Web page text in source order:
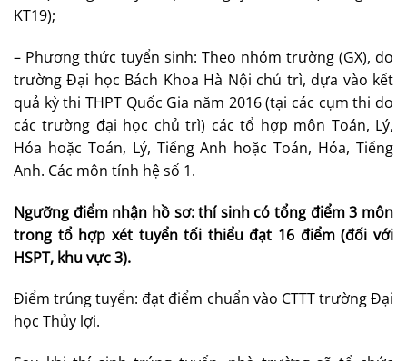
KT19);
– Phương thức tuyển sinh: Theo nhóm trường (GX), do
trường Đại học Bách Khoa Hà Nội chủ trì, dựa vào kết
quả kỳ thi THPT Quốc Gia năm 2016 (tại các cụm thi do
các trường đại học chủ trì) các tổ hợp môn Toán, Lý,
Hóa hoặc Toán, Lý, Tiếng Anh hoặc Toán, Hóa, Tiếng
Anh. Các môn tính hệ số 1.
Ngưỡng điểm nhận hồ sơ: thí sinh có tổng điểm 3 môn
trong tổ hợp xét tuyển tối thiểu đạt 16 điểm (đối với
HSPT, khu vực 3).
Điểm trúng tuyển: đạt điểm chuẩn vào CTTT trường Đại
học Thủy lợi.